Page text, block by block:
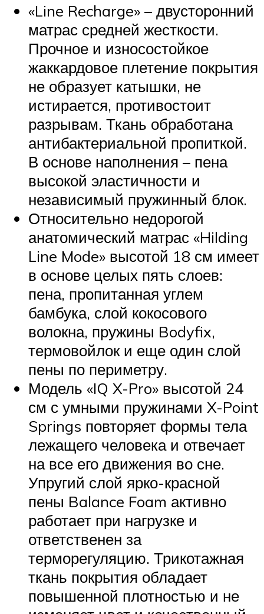
«Line Recharge» – двусторонний
матрас средней жесткости.
Прочное и износостойкое
жаккардовое плетение покрытия
не образует катышки, не
истирается, противостоит
разрывам. Ткань обработана
антибактериальной пропиткой.
В основе наполнения – пена
высокой эластичности и
независимый пружинный блок.
Относительно недорогой
анатомический матрас «Hilding
Line Mode» высотой 18 см имеет
в основе целых пять слоев:
пена, пропитанная углем
бамбука, слой кокосового
волокна, пружины Bodyfix,
термовойлок и еще один слой
пены по периметру.
Модель «IQ X-Pro» высотой 24
см с умными пружинами X-Point
Springs повторяет формы тела
лежащего человека и отвечает
на все его движения во сне.
Упругий слой ярко-красной
пены Balance Foam активно
работает при нагрузке и
ответственен за
терморегуляцию. Трикотажная
ткань покрытия обладает
повышенной плотностью и не